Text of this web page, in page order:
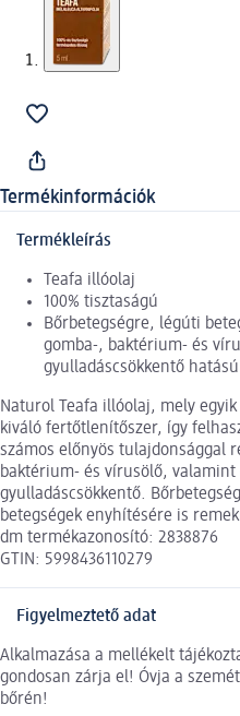
Termékinformációk
Termékleírás
Teafa illóolaj
100% tisztaságú
Bőrbetegségre, légúti
gomba-, baktérium- és
gyulladáscsökkentő hatású
Naturol Teafa illóolaj, mely
kiváló fertőtlenítőszer, így
számos előnyös tulajdonsággal
baktérium- és vírusölő, valamint
gyulladáscsökkentő.
betegségek enyhítésére is
dm termékazonosító: 2838876
GTIN: 5998436110279
Figyelmeztető adat
Alkalmazása a mellékelt
gondosan zárja el! Óvja a
bőrén!